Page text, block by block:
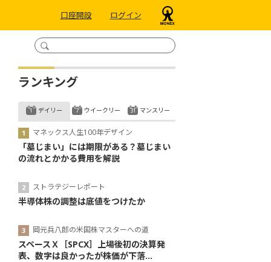
口座開設 ログイン
ランキング
デイリー
マネックス人生100年デザイン
「墓じまい」には期限がある？墓じまい
の流れとかかる費用を解説
ストラテジーレポート
半導体株の調整は底値をつけたか
岡元兵八郎の米国株マスターへの道
スペースＸ［SPCX］上場後初の決算発
表、数字は良かったが株価が下落...
ウイークリー マンスリー